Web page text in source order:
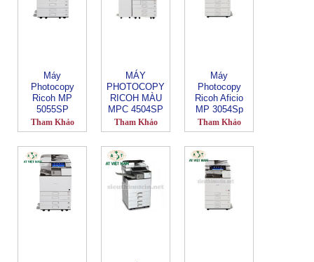
Máy
Photocopy
Ricoh MP
5055SP
Tham Khảo
MÁY
PHOTOCOPY
RICOH MÀU
MPC 4504SP
Tham Khảo
Máy
Photocopy
Ricoh Aficio
MP 3054Sp
Tham Khảo